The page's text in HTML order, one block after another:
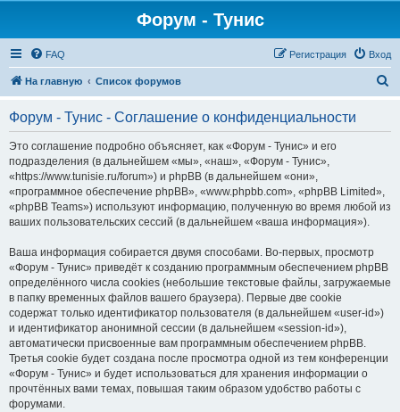
Форум - Тунис
FAQ Вход
Регистрация
На главную Список форумов
Форум - Тунис - Соглашение о конфиденциальности
Это соглашение подробно объясняет, как «Форум - Тунис» и его
подразделения (в дальнейшем «мы», «наш», «Форум - Тунис»,
«https://www.tunisie.ru/forum») и phpBB (в дальнейшем «они»,
«программное обеспечение phpBB», «www.phpbb.com», «phpBB Limited»,
«phpBB Teams») используют информацию, полученную во время любой из
ваших пользовательских сессий (в дальнейшем «ваша информация»).
Ваша информация собирается двумя способами. Во-первых, просмотр
«Форум - Тунис» приведёт к созданию программным обеспечением phpBB
определённого числа cookies (небольшие текстовые файлы, загружаемые
в папку временных файлов вашего браузера). Первые две cookie
содержат только идентификатор пользователя (в дальнейшем «user-id»)
и идентификатор анонимной сессии (в дальнейшем «session-id»),
автоматически присвоенные вам программным обеспечением phpBB.
Третья cookie будет создана после просмотра одной из тем конференции
«Форум - Тунис» и будет использоваться для хранения информации о
прочтённых вами темах, повышая таким образом удобство работы с
форумами.